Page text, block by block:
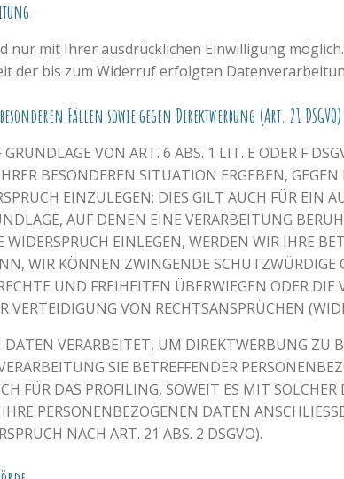
nur mit Ihrer ausdrücklichen Einwilligung
der bis zum Widerruf erfolgten
Fällen sowie gegen Direktwerbung (Art. 21 DSGVO)
VON ART. 6 ABS. 1 LIT. E ODER F
BESONDEREN SITUATION ERGEBEN,
EINZULEGEN; DIES GILT AUCH FÜR EIN
AUF DENEN EINE VERARBEITUNG
EINLEGEN, WERDEN WIR IHRE
WIR KÖNNEN ZWINGENDE SCHUTZWÜRDIGE
UND FREIHEITEN ÜBERWIEGEN ODER
VON RECHTSANSPRÜCHEN
VERARBEITET, UM DIREKTWERBUNG ZU
SIE BETREFFENDER
FÜR DAS PROFILING, SOWEIT ES MIT
PERSONENBEZOGENEN DATEN
NACH ART. 21 ABS. 2 DSGVO).